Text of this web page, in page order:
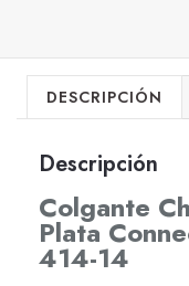
DESCRIPCIÓN
Descripción
Colgante
Plata
414-14